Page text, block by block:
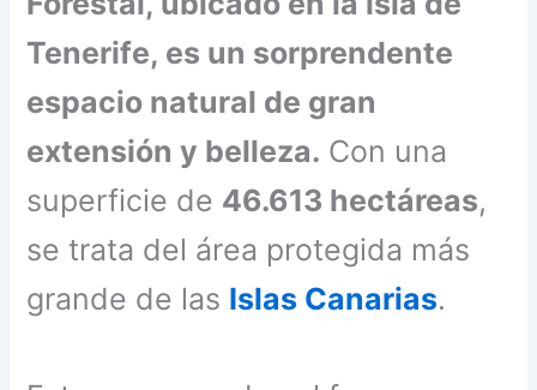
Tenerife, es un sorprendente
espacio natural de gran
extensión y belleza. Con una
superficie de 46.613 hectáreas,
se trata del área protegida más
grande de las Islas Canarias.